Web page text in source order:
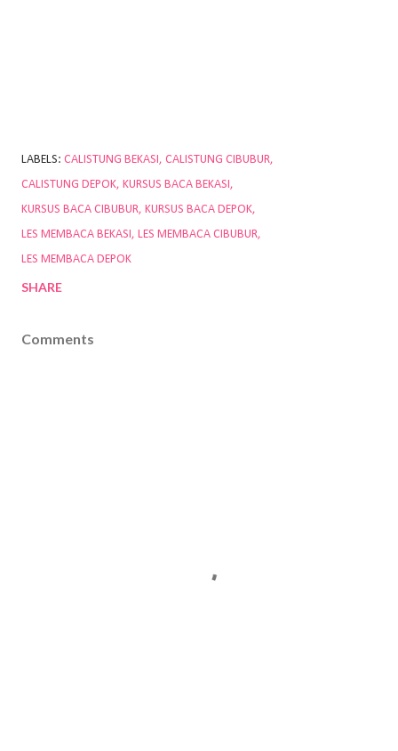
LABELS: CALISTUNG BEKASI
CALISTUNG CIBUBUR
CALISTUNG DEPOK KURSUS BACA BEKASI
KURSUS BACA CIBUBUR KURSUS BACA DEPOK
LES MEMBACA BEKASI
LES MEMBACA CIBUBUR
LES MEMBACA DEPOK
SHARE
Comments